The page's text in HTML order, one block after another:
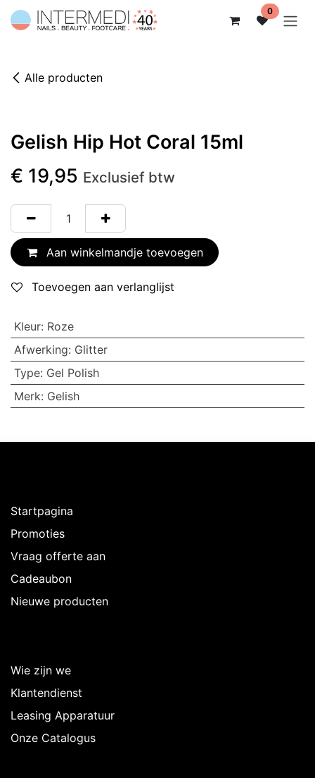
Overslaan naar inhoud 0
Alle producten
Gelish Hip Hot Coral 15ml
€ 19,95 Exclusief btw
Aan winkelmandje toevoegen
Toevoegen aan verlanglijst
Kleur: Roze
Afwerking: Glitter
Type: Gel Polish
Merk: Gelish
Startpagina
Promoties
Vraag offerte aan
Cadeaubon
Nieuwe producten
Wie zijn we
Klantendienst
Leasing Apparatuur
Onze Catalogus